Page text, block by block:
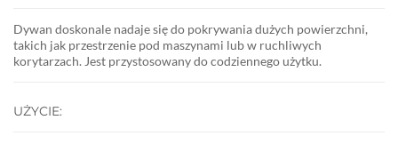
Dywan doskonale nadaje się do pokrywania dużych powierzchni,
takich jak przestrzenie pod maszynami lub w ruchliwych
korytarzach. Jest przystosowany do codziennego użytku.
UŻYCIE: